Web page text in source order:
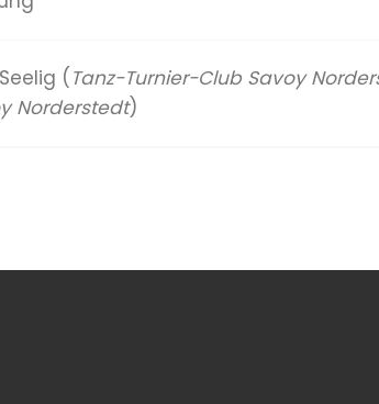
( Tanz-Turnier-Club Savoy
Norderstedt)